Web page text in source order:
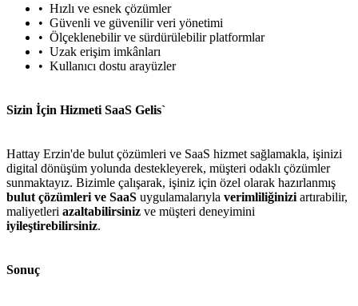
Hızlı ve esnek çözümler
Güvenli ve güvenilir veri yönetimi
Ölçeklenebilir ve sürdürülebilir platformlar
Uzak erişim imkânları
Kullanıcı dostu arayüzler
Sizin İçin Hizmeti SaaS Gelis`
Hattay Erzin'de bulut çözümleri ve SaaS hizmet sağlamakla, işinizi
digital dönüşüm yolunda destekleyerek, müşteri odaklı çözümler
sunmaktayız. Bizimle çalışarak, işiniz için özel olarak hazırlanmış
bulut çözümleri ve SaaS uygulamalarıyla verimliliğinizi artırabilir,
maliyetleri azaltabilirsiniz ve müşteri deneyimini
iyileştirebilirsiniz.
Sonuç